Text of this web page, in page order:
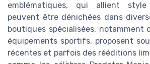
emblématiques, qui allient
peuvent être dénichées dans
boutiques spécialisées, notamment
équipements sportifs, proposent
récentes et parfois des rééditions